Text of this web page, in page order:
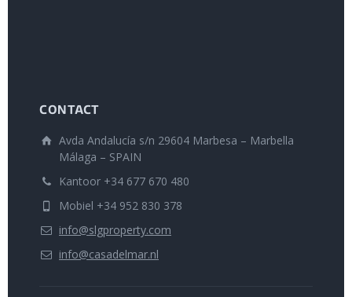
CONTACT
Avda Andalucía s/n 29604 Marbesa – Marbella
Málaga – SPAIN
Kantoor +34 677 670 480
Mobiel +34 952 830 378
info@slgproperty.com
info@casadelmar.nl